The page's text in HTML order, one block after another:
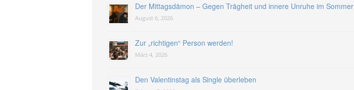
Der Mittagsdämon – Gegen Trägheit und innere Unruhe im Sommer
August 6, 2026
Zur „richtigen“ Person werden!
März 4, 2026
Den Valentinstag als Single überleben